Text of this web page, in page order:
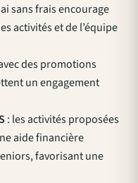
sans frais encourage
activités et de l’équipe
des promotions
un engagement
: les activités proposées
aide financière
favorisant une